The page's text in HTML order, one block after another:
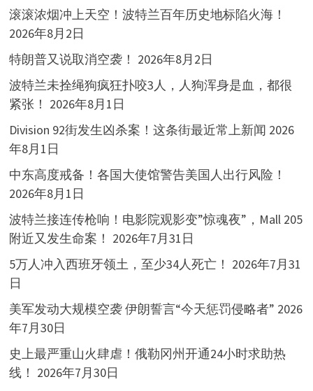
滚滚浓烟冲上天空！波特兰百年历史地标陷火海！
2026年8月2日
特朗普又说取消空袭！ 2026年8月2日
波特兰未拴绳狗疯狂扑咬3人，人狗浑身是血，都很
紧张！ 2026年8月1日
Division 92街发生凶杀案！这条街最近常上新闻 2026
年8月1日
中东高度戒备！各国大使馆警告美国人出行风险！
2026年8月1日
波特兰接连传枪响！电影院观影变”惊魂夜”，Mall 205
附近又发生命案！ 2026年7月31日
5万人冲入西班牙领土，至少34人死亡！ 2026年7月31
日
美军发动大规模空袭 伊朗誓言“今天惩罚侵略者” 2026
年7月30日
史上最严重山火肆虐！俄勒冈州开通24小时求助热
线！ 2026年7月30日